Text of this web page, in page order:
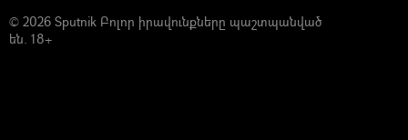
© 2026 Sputnik Բոլոր իրավունքները պաշտպանված
են. 18+